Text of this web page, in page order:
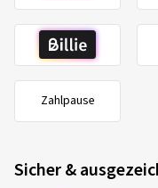
Zahlpause
Sicher &